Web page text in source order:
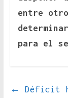
entre
para el
←
Déficit